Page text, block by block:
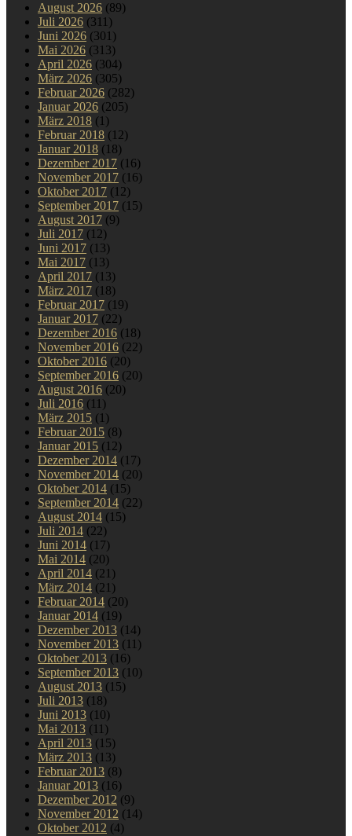
August 2026 (89)
Juli 2026 (311)
Juni 2026 (301)
Mai 2026 (313)
April 2026 (304)
März 2026 (305)
Februar 2026 (282)
Januar 2026 (205)
März 2018 (1)
Februar 2018 (12)
Januar 2018 (18)
Dezember 2017 (16)
November 2017 (16)
Oktober 2017 (12)
September 2017 (15)
August 2017 (9)
Juli 2017 (12)
Juni 2017 (13)
Mai 2017 (13)
April 2017 (13)
März 2017 (18)
Februar 2017 (19)
Januar 2017 (22)
Dezember 2016 (18)
November 2016 (22)
Oktober 2016 (20)
September 2016 (20)
August 2016 (20)
Juli 2016 (11)
März 2015 (1)
Februar 2015 (8)
Januar 2015 (12)
Dezember 2014 (17)
November 2014 (20)
Oktober 2014 (15)
September 2014 (22)
August 2014 (15)
Juli 2014 (22)
Juni 2014 (17)
Mai 2014 (20)
April 2014 (21)
März 2014 (21)
Februar 2014 (20)
Januar 2014 (19)
Dezember 2013 (14)
November 2013 (11)
Oktober 2013 (16)
September 2013 (10)
August 2013 (15)
Juli 2013 (18)
Juni 2013 (10)
Mai 2013 (11)
April 2013 (15)
März 2013 (13)
Februar 2013 (8)
Januar 2013 (16)
Dezember 2012 (9)
November 2012 (14)
Oktober 2012 (4)